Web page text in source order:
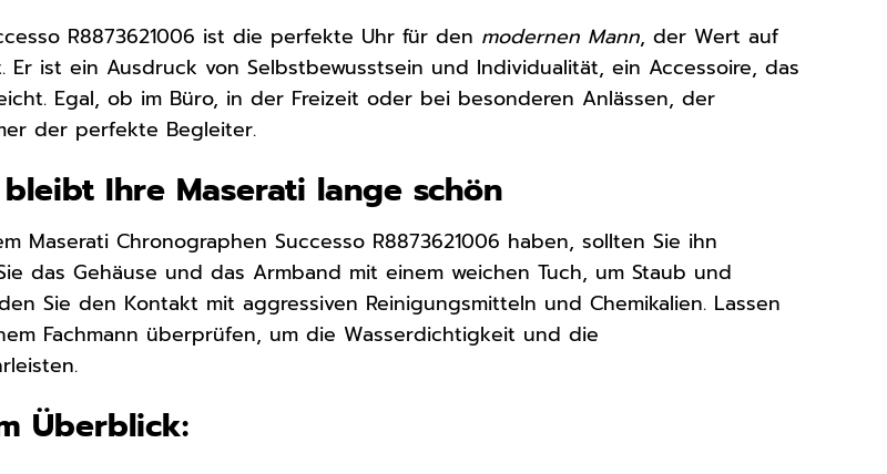
R8873621006 ist die perfekte Uhr für den modernen Mann, der Wert auf
ist ein Ausdruck von Selbstbewusstsein und Individualität, ein Accessoire, das
Egal, ob im Büro, in der Freizeit oder bei besonderen Anlässen, der
der perfekte Begleiter.
Ihre Maserati lange schön
Maserati Chronographen Successo R8873621006 haben, sollten Sie ihn
das Gehäuse und das Armband mit einem weichen Tuch, um Staub und
Sie den Kontakt mit aggressiven Reinigungsmitteln und Chemikalien. Lassen
Fachmann überprüfen, um die Wasserdichtigkeit und die
Überblick: